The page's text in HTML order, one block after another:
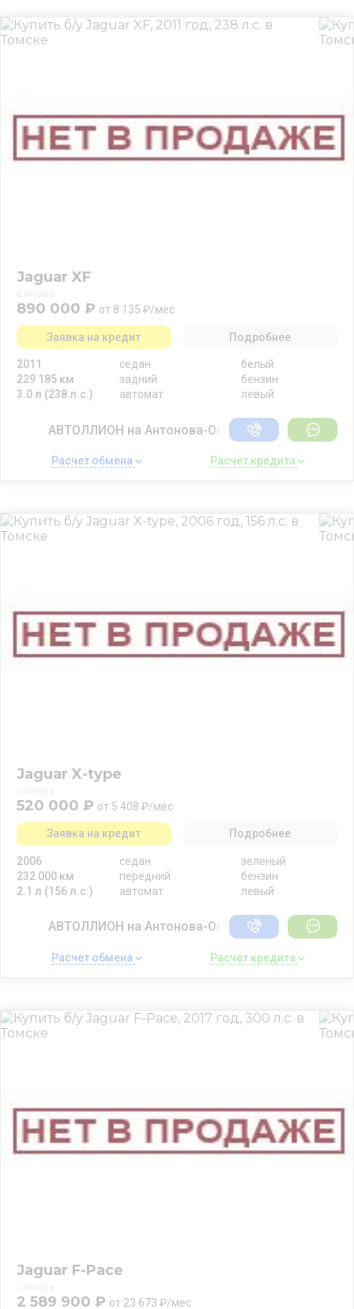
Jaguar XF
Самара
890 000 ₽ от 8 135 ₽/мес
2011
229 185 км
3.0 л (238 л.с.)
седан
задний
автомат
белый
бензин
левый
Заявка на кредит Подробнее
АВТОЛЛИОН на Антонова-Овсеенко
Расчет обмена Расчет кредита
Jaguar X-type
Самара
520 000 ₽ от 5 408 ₽/мес
2006
232 000 км
2.1 л (156 л.с.)
седан
передний
автомат
зеленый
бензин
левый
Заявка на кредит Подробнее
АВТОЛЛИОН на Антонова-Овсеенко
Расчет обмена Расчет кредита
Jaguar F-Pace
Самара
2 589 900 ₽ от 23 673 ₽/мес